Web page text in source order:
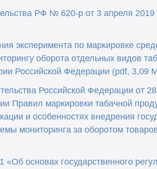
РФ № 620-р от 3 апреля 2019
эксперимента по маркировке
оборота отдельных видов
Российской Федерации (pdf, 3,09
Российской Федерации от
Правил маркировки табачной
и особенностях внедрения
мониторинга за оборотом
основах государственного